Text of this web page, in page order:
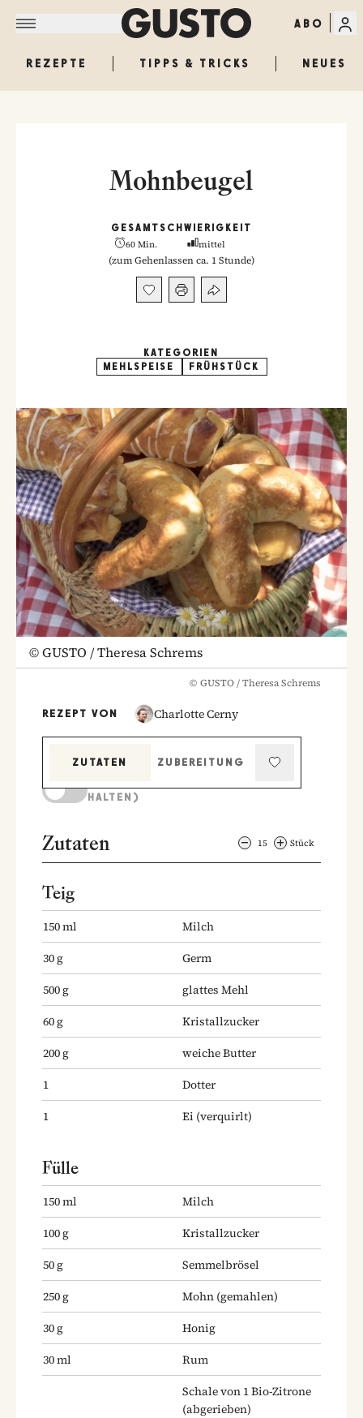
ABO
REZEPTE TIPPS & TRICKS NEUES
Mohnbeugel
GESAMT
60 Min.
SCHWIERIGKEIT
mittel
(zum Gehenlassen ca. 1 Stunde)
KATEGORIEN
MEHLSPEISE
FRÜHSTÜCK
©GUSTO / Theresa Schrems
© GUSTO / Theresa Schrems
REZEPT VON Charlotte Cerny
ZUTATEN
ZUBEREITUNG
HALTEN)
Zutaten 15 Stück
Teig
150ml
Milch
30g
Germ
500g
glattes Mehl
60g
Kristallzucker
200g
weiche Butter
1
Dotter
1
Ei (verquirlt)
Fülle
150ml
Milch
100g
Kristallzucker
50g
Semmelbrösel
250g Mohn (gemahlen)
30g
Honig
30ml
Rum
Schale von 1 Bio-Zitrone
(abgerieben)